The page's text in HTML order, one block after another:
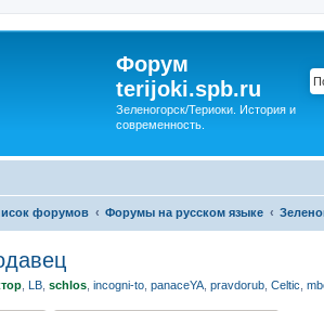
Форум
terijoki.spb.ru
Зеленогорск/Териоки. История и
современность.
форумов Форумы на русском языке
LB schlos incogni-to panaceYA pravdorub Celtic